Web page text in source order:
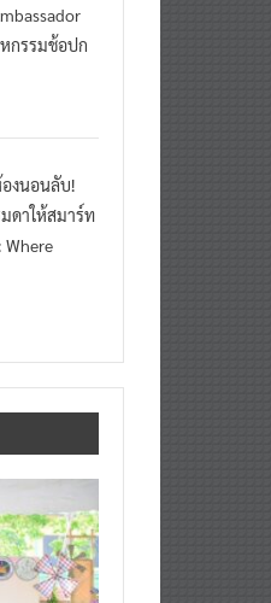
หกรรมช้อปก
งนอนลับ!
ดาให้สมาร์ท
Where